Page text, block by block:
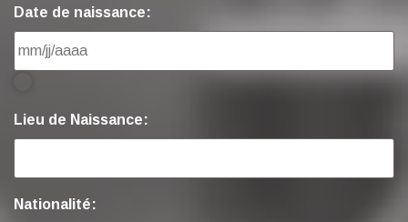
Date de naissance:
Lieu de Naissance:
Nationalité: